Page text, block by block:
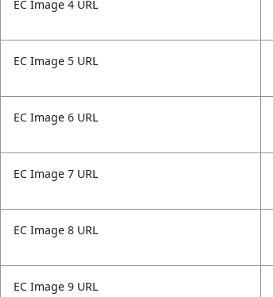
EC Image 4 URL
EC Image 5 URL
EC Image 6 URL
EC Image 7 URL
EC Image 8 URL
EC Image 9 URL